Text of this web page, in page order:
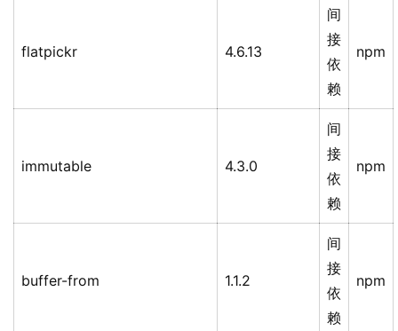
flatpickr 4.6.13
间
接
依
赖
npm
immutable 4.3.0
间
接
依
赖
npm
buffer-from 1.1.2
间
接
依
赖
npm